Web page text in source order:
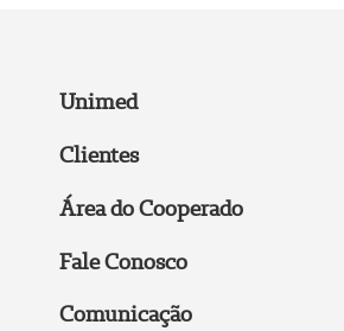
Unimed
Clientes
Área do Cooperado
Fale Conosco
Comunicação